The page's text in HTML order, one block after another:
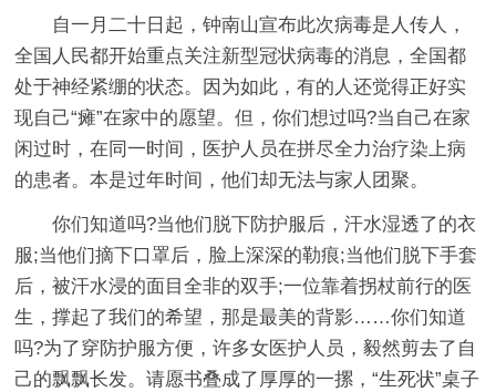
自一月二十日起，钟南山宣布此次病毒是人传人，
全国人民都开始重点关注新型冠状病毒的消息，全国都
处于神经紧绷的状态。因为如此，有的人还觉得正好实
现自己“瘫”在家中的愿望。但，你们想过吗?当自己在家
闲过时，在同一时间，医护人员在拼尽全力治疗染上病
的患者。本是过年时间，他们却无法与家人团聚。
你们知道吗?当他们脱下防护服后，汗水湿透了的衣
服;当他们摘下口罩后，脸上深深的勒痕;当他们脱下手套
后，被汗水浸的面目全非的双手;一位靠着拐杖前行的医
生，撑起了我们的希望，那是最美的背影……你们知道
吗?为了穿防护服方便，许多女医护人员，毅然剪去了自
己的飘飘长发。请愿书叠成了厚厚的一摞，“生死状”桌子